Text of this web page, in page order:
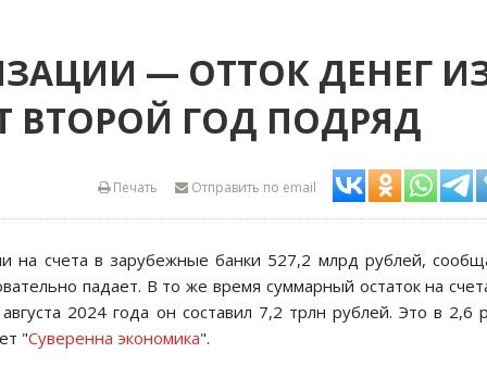
— ОТТОК ДЕНЕГ
ВТОРОЙ ГОД ПОДРЯД
Отправить по email
Печать
на счета в зарубежные банки 527,2 млрд рублей,
падает. В то же время суммарный остаток на
2024 года он составил 7,2 трлн рублей. Это в 2,6
"Суверенна экономика".